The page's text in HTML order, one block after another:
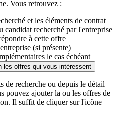
Vous retrouvez :
et les éléments de contrat
candidat recherché par l'entreprise
à cette offre
(si présente)
le cas échéant
les offres qui vous intéressent
de recherche ou depuis le détail
pouvez ajouter la ou les offres de
Il suffit de cliquer sur l'icône